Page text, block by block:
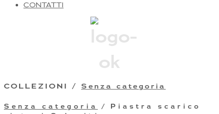
CONTATTI
COLLEZIONI / Senza categoria
Senza categoria
/ Piastra scarico